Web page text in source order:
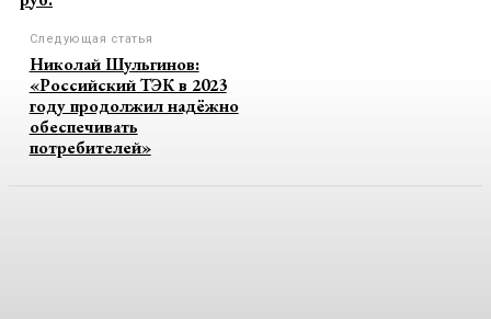
Следующая статья
Николай Шульгинов:
«Российский ТЭК в 2023
году продолжил надёжно
обеспечивать
потребителей»